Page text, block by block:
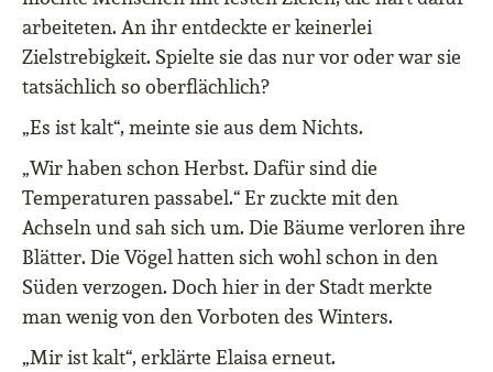
arbeiteten. An ihr entdeckte er keinerlei
Zielstrebigkeit. Spielte sie das nur vor oder war sie
tatsächlich so oberflächlich?
„Es ist kalt“, meinte sie aus dem Nichts.
„Wir haben schon Herbst. Dafür sind die
Temperaturen passabel.“ Er zuckte mit den
Achseln und sah sich um. Die Bäume verloren ihre
Blätter. Die Vögel hatten sich wohl schon in den
Süden verzogen. Doch hier in der Stadt merkte
man wenig von den Vorboten des Winters.
„Mir ist kalt“, erklärte Elaisa erneut.